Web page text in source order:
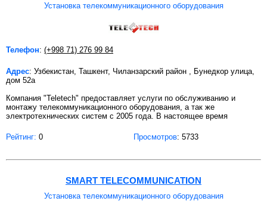
Установка телекоммуникационного оборудования
Телефон: (+998 71) 276 99 84
Адрес: Узбекистан, Ташкент, Чиланзарский район , Бунедкор улица,
дом 52а
Компания "Teletech" предоставляет услуги по обслуживанию и
монтажу телекоммуникационного оборудования, а так же
электротехнических систем с 2005 года. В настоящее время
Рейтинг: 0 Просмотров: 5733
SMART TELECOMMUNICATION
Установка телекоммуникационного оборудования